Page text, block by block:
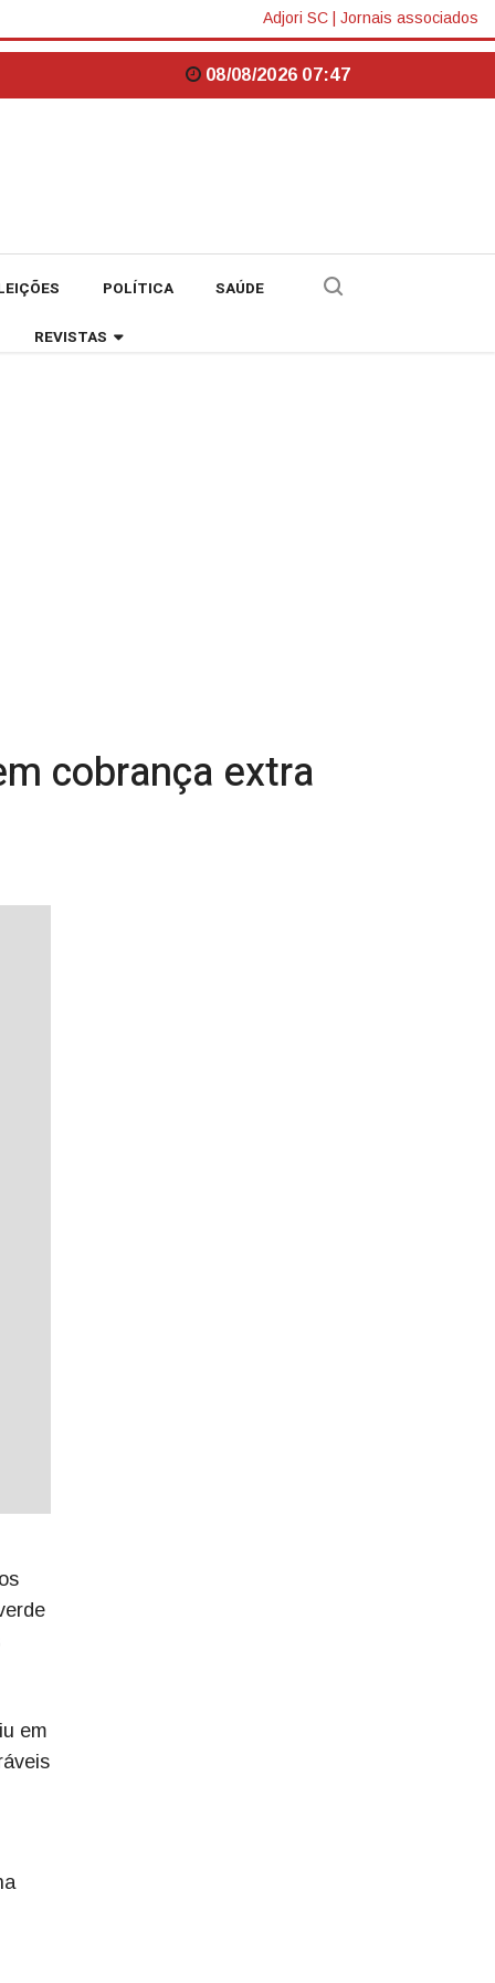
Adjori SC Jornais associados
08/08/2026 07:47
POLÍTICA SAÚDE
REVISTAS
cobrança extra
em